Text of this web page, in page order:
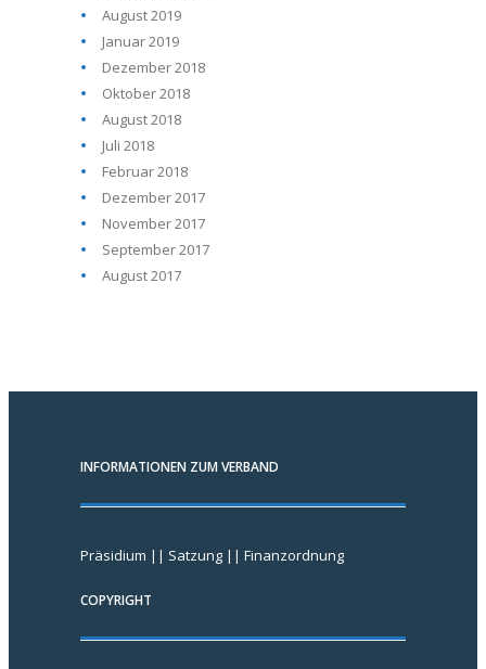
August 2019
Januar 2019
Dezember 2018
Oktober 2018
August 2018
Juli 2018
Februar 2018
Dezember 2017
November 2017
September 2017
August 2017
INFORMATIONEN ZUM VERBAND
Präsidium || Satzung || Finanzordnung
COPYRIGHT